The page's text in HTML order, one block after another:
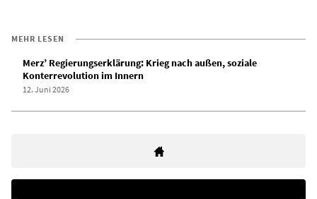
MEHR LESEN
Merz’ Regierungserklärung: Krieg nach außen, soziale
Konterrevolution im Innern
12. Juni 2026